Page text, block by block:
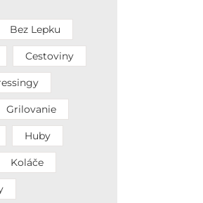
Bez Lepku
Cestoviny
Grilovanie
Huby
Koláče